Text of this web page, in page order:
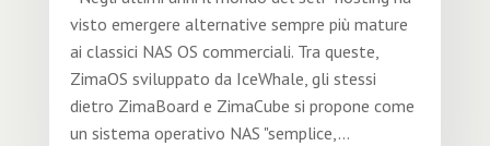
visto emergere alternative sempre più mature
ai classici NAS OS commerciali. Tra queste,
ZimaOS sviluppato da IceWhale, gli stessi
dietro ZimaBoard e ZimaCube si propone come
un sistema operativo NAS "semplice,...